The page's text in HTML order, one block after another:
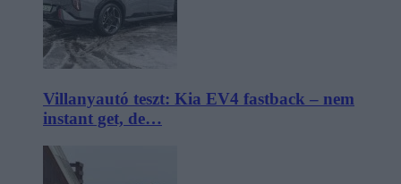
Villanyautó teszt: Kia EV4 fastback – nem
instant get, de…